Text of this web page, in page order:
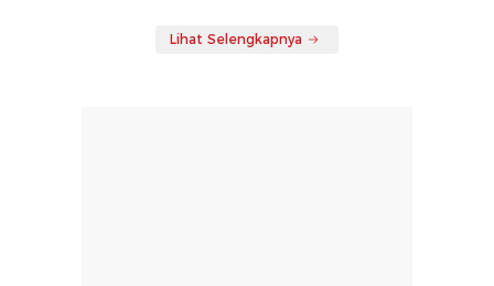
Lihat Selengkapnya